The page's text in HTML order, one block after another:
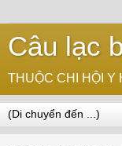
Câu lạc
THUỘC CHI HỘI Y